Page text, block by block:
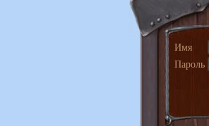
Имя
Пароль